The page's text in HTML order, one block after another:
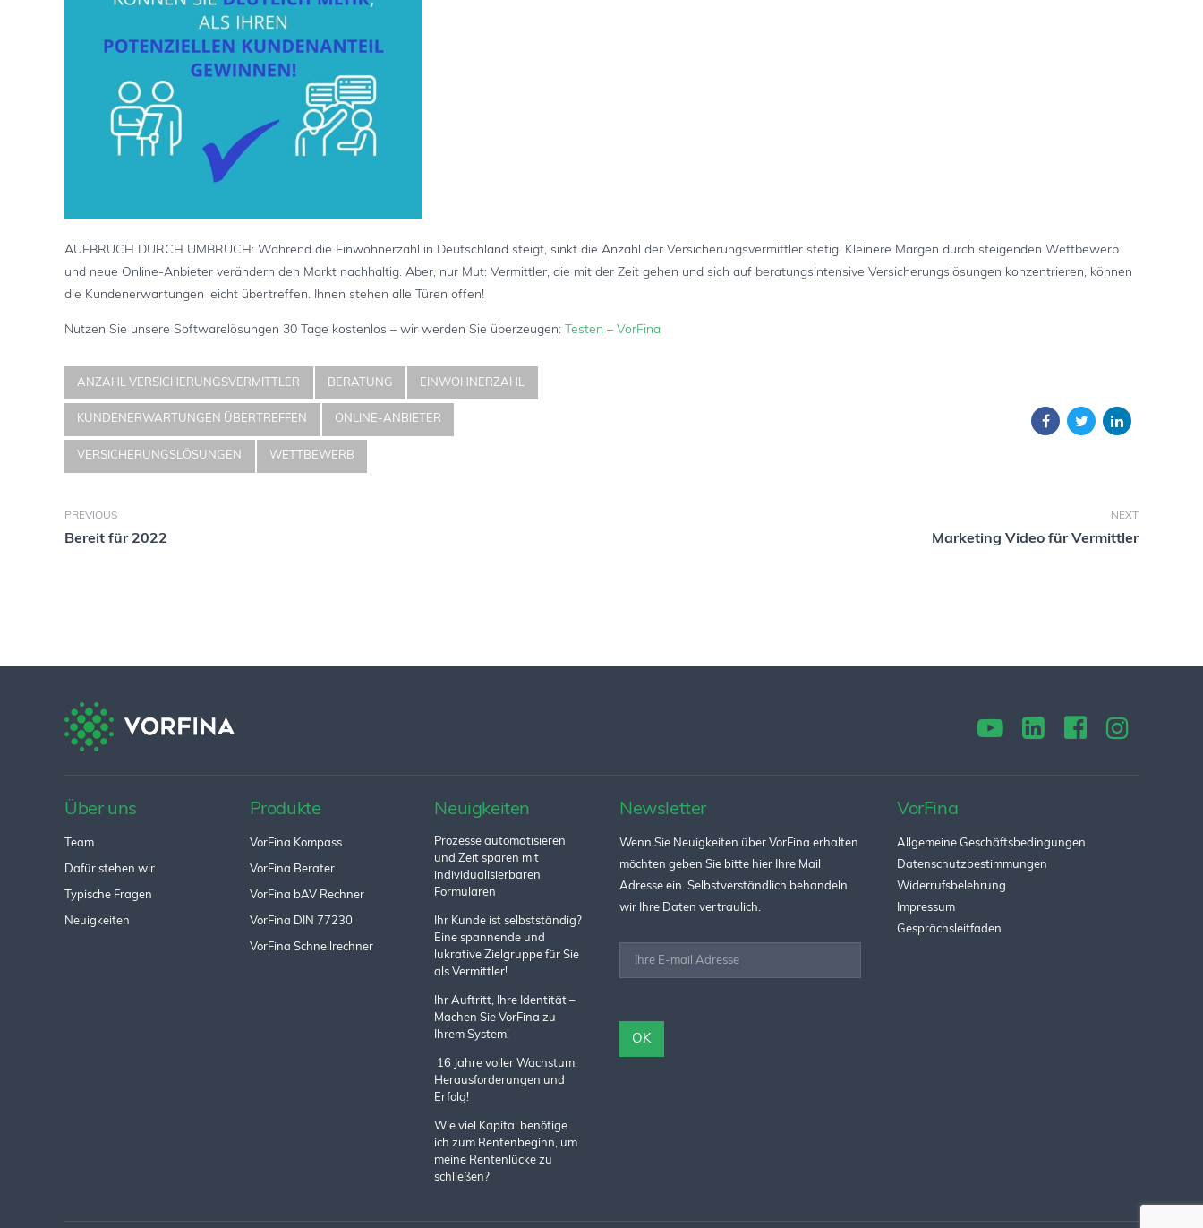
AUFBRUCH DURCH UMBRUCH: Während die Einwohnerzahl in Deutschland steigt, sinkt die Anzahl der Versicherungsvermittler stetig. Kleinere Margen durch steigenden Wettbewerb
und neue Online-Anbieter verändern den Markt nachhaltig. Aber, nur Mut: Vermittler, die mit der Zeit gehen und sich auf beratungsintensive Versicherungslösungen konzentrieren, können
die Kundenerwartungen leicht übertreffen. Ihnen stehen alle Türen offen!
Nutzen Sie unsere Softwarelösungen 30 Tage kostenlos – wir werden Sie überzeugen: Testen – VorFina
ANZAHL VERSICHERUNGSVERMITTLER BERATUNG EINWOHNERZAHL
KUNDENERWARTUNGEN ÜBERTREFFEN ONLINE-ANBIETER
VERSICHERUNGSLÖSUNGEN WETTBEWERB
PREVIOUS
Bereit für 2022
NEXT
Marketing Video für Vermittler
Über uns
Team
Dafür stehen wir
Typische Fragen
Neuigkeiten
Produkte
VorFina Kompass
VorFina Berater
VorFina bAV Rechner
VorFina DIN 77230
VorFina Schnellrechner
Neuigkeiten
Prozesse automatisieren
und Zeit sparen mit
individualisierbaren
Formularen
Ihr Kunde ist selbstständig?
Eine spannende und
lukrative Zielgruppe für Sie
als Vermittler!
Ihr Auftritt, Ihre Identität –
Machen Sie VorFina zu
Ihrem System!
16 Jahre voller Wachstum,
Herausforderungen und
Erfolg!
Wie viel Kapital benötige
ich zum Rentenbeginn, um
meine Rentenlücke zu
schließen?
Newsletter
Wenn Sie Neuigkeiten über VorFina erhalten
möchten geben Sie bitte hier Ihre Mail
Adresse ein. Selbstverständlich behandeln
wir Ihre Daten vertraulich.
VorFina
Allgemeine Geschäftsbedingungen
Datenschutzbestimmungen
Widerrufsbelehrung
Impressum
Gesprächsleitfaden